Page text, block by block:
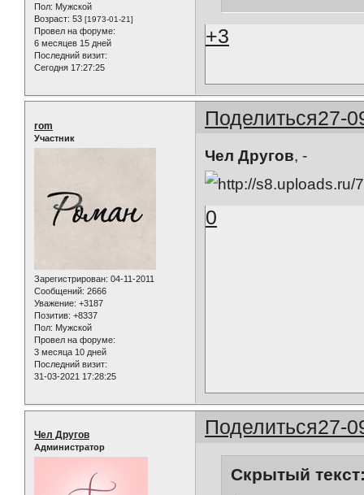
Пол: Мужской
Возраст: 53 [1973-01-21]
Провел на форуме:
6 месяцев 15 дней
Последний визит:
Сегодня 17:27:25
+3
Поделиться27-
rom
Участник
Зарегистрирован: 04-11-2011
Сообщений: 2666
Уважение: +3187
Позитив: +8337
Пол: Мужской
Провел на форуме:
3 месяца 10 дней
Последний визит:
31-03-2021 17:28:25
Чел Другов, -
0
Поделиться27-
Чел Другов
Администратор
Скрытый